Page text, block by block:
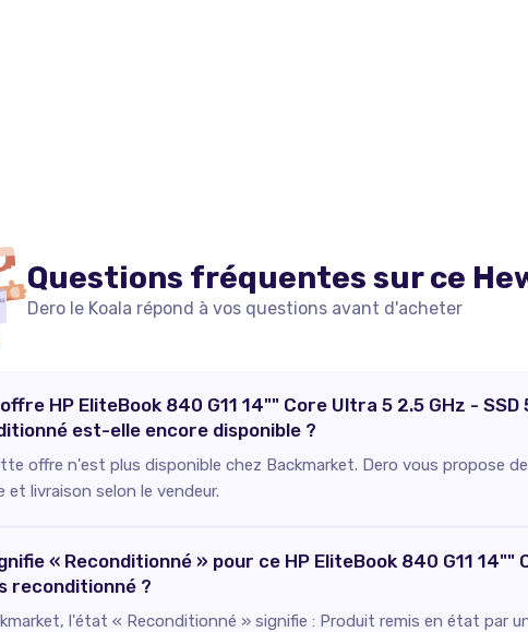
Questions fréquentes sur ce
Dero le Koala répond à vos questions avant d'acheter
HP EliteBook 840 G11 14"" Core Ultra 5 2.5 GHz -
est-elle encore disponible ?
offre n'est plus disponible chez Backmarket. Dero vous propose
et livraison selon le vendeur.
« Reconditionné » pour ce HP EliteBook 840 G11 14""
reconditionné ?
l'état « Reconditionné » signifie : Produit remis en état